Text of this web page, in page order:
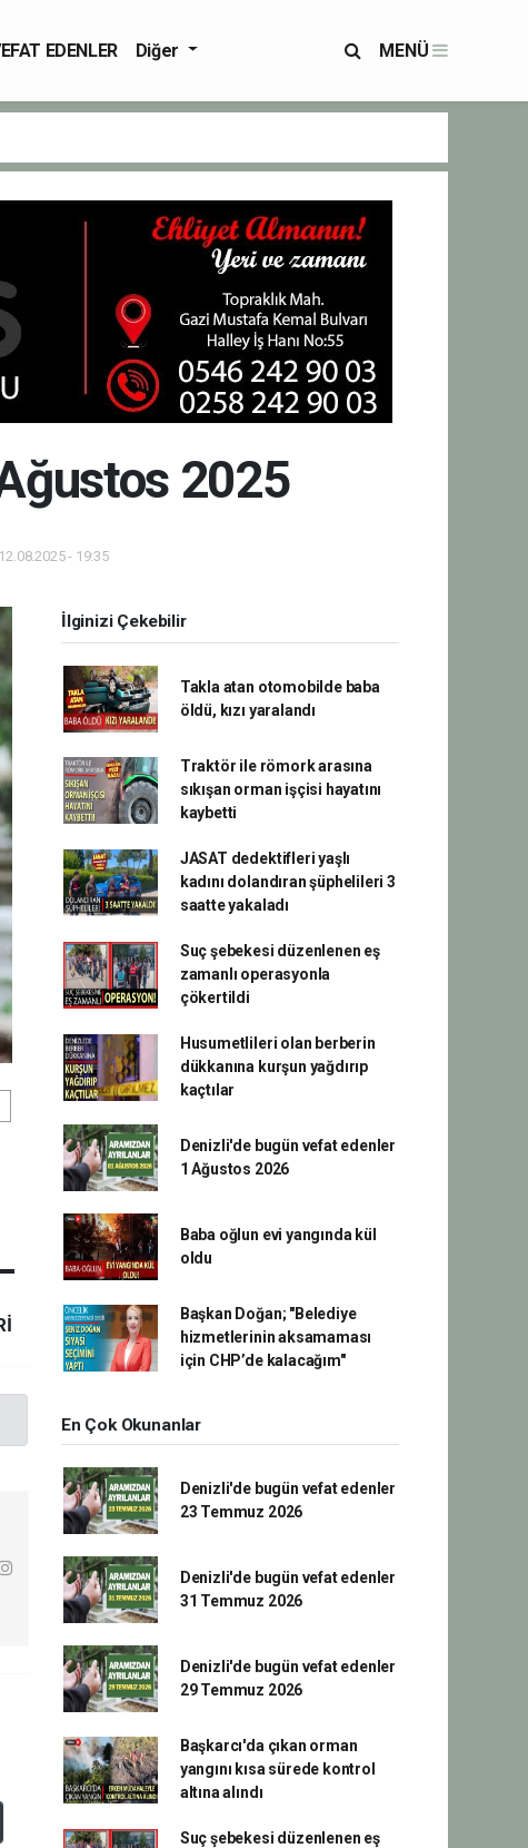
EDENLER Diğer MENÜ
2025
- 19:35
İlginizi Çekebilir
Takla atan otomobilde baba
öldü, kızı yaralandı
Traktör ile römork arasına
sıkışan orman işçisi hayatını
kaybetti
JASAT dedektifleri yaşlı
kadını dolandıran şüphelileri 3
saatte yakaladı
Suç şebekesi düzenlenen eş
zamanlı operasyonla
çökertildi
Husumetlileri olan berberin
dükkanına kurşun yağdırıp
kaçtılar
Denizli'de bugün vefat edenler
1 Ağustos 2026
Baba oğlun evi yangında kül
oldu
Başkan Doğan; "Belediye
hizmetlerinin aksamaması
için CHP’de kalacağım"
En Çok Okunanlar
Denizli'de bugün vefat edenler
23 Temmuz 2026
Denizli'de bugün vefat edenler
31 Temmuz 2026
Denizli'de bugün vefat edenler
29 Temmuz 2026
Başkarcı'da çıkan orman
yangını kısa sürede kontrol
altına alındı
Suç şebekesi düzenlenen eş